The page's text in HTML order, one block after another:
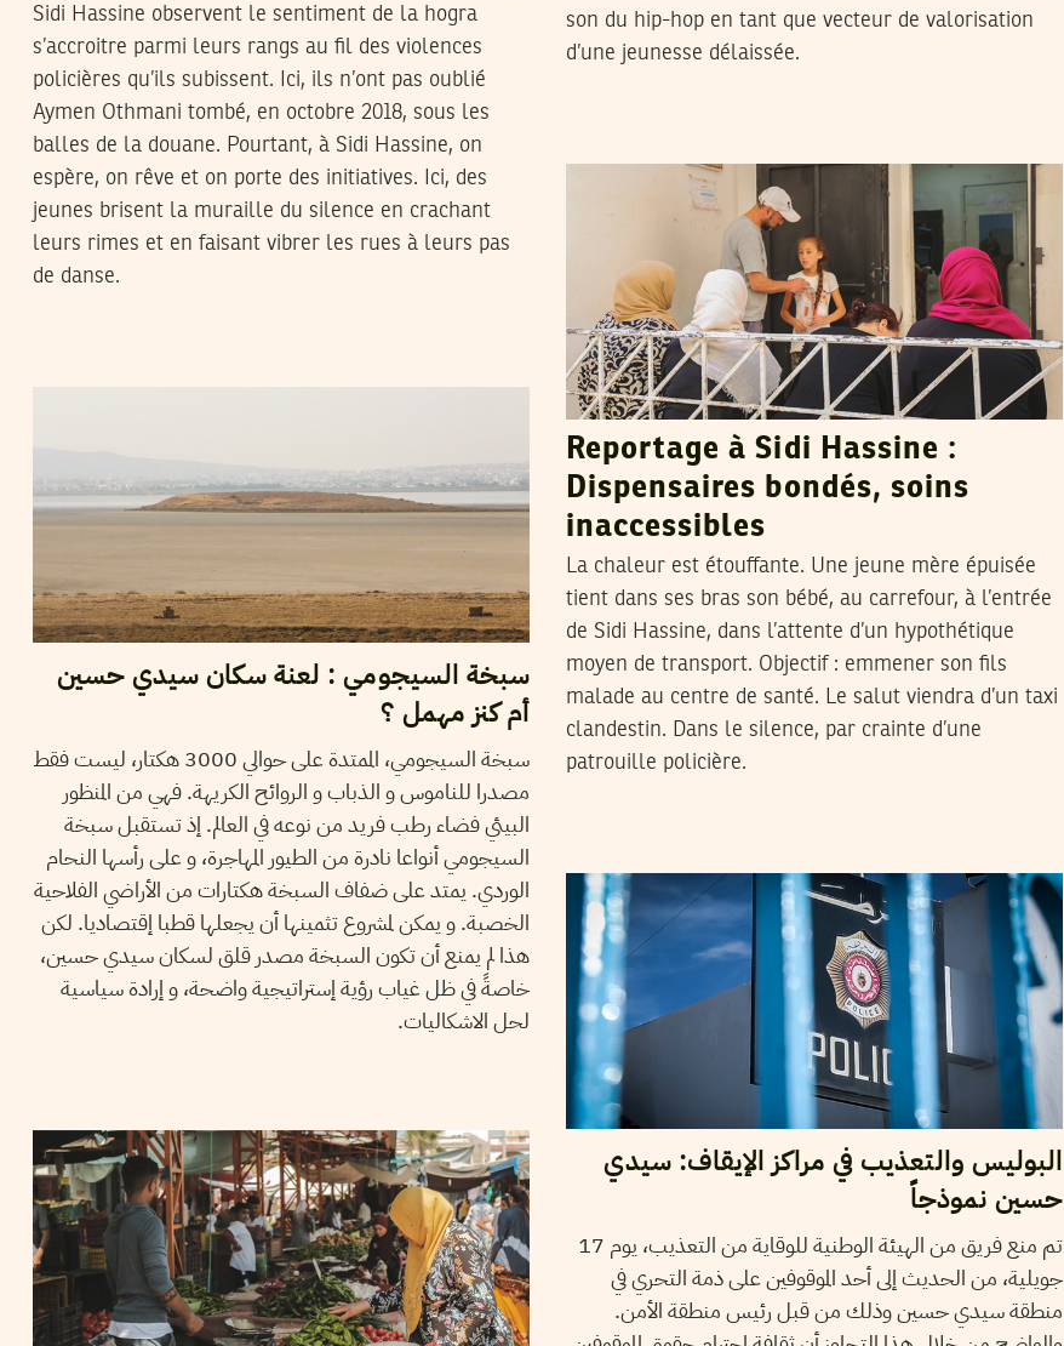
Sidi Hassine observent le sentiment de la hogra
s’accroitre parmi leurs rangs au fil des violences
policières qu’ils subissent. Ici, ils n’ont pas oublié
Aymen Othmani tombé, en octobre 2018, sous les
balles de la douane. Pourtant, à Sidi Hassine, on
espère, on rêve et on porte des initiatives. Ici, des
jeunes brisent la muraille du silence en crachant
leurs rimes et en faisant vibrer les rues à leurs pas
de danse.
son du hip-hop en tant que vecteur de valorisation
d’une jeunesse délaissée.
Reportage à Sidi Hassine :
Dispensaires bondés, soins
inaccessibles
La chaleur est étouffante. Une jeune mère épuisée
tient dans ses bras son bébé, au carrefour, à l’entrée
de Sidi Hassine, dans l’attente d’un hypothétique
moyen de transport. Objectif : emmener son fils
malade au centre de santé. Le salut viendra d’un taxi
clandestin. Dans le silence, par crainte d’une
patrouille policière.
سبخة السيجومي : لعنة سكان سيدي حسين
أم كنز مهمل ؟
سبخة السيجومي، الممتدة على حوالي 3000 هكتار، ليست فقط
مصدرا للناموس و الذباب و الروائح الكريهة. فهي من المنظور
البيئي فضاء رطب فريد من نوعه في العالم. إذ تستقبل سبخة
السيجومي أنواعا نادرة من الطيور المهاجرة، و على رأسها النحام
الوردي. يمتد على ضفاف السبخة هكتارات من الأراضي الفلاحية
الخصبة. و يمكن لمشروع تثمينها أن يجعلها قطبا إقتصاديا. لكن
هذا لم يمنع أن تكون السبخة مصدر قلق لسكان سيدي حسين،
خاصةً في ظل غياب رؤية إستراتيجية واضحة، و إرادة سياسية
لحل الاشكاليات.
البوليس والتعذيب في مراكز الإيقاف: سيدي
حسين نموذجاً
تم منع فريق من الهيئة الوطنية للوقاية من التعذيب، يوم 17
جويلية، من الحديث إلى أحد الموقوفين على ذمة التحري في
منطقة سيدي حسين وذلك من قبل رئيس منطقة الأمن.